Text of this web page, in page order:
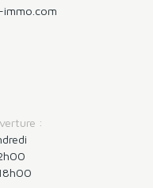
immo.com
: